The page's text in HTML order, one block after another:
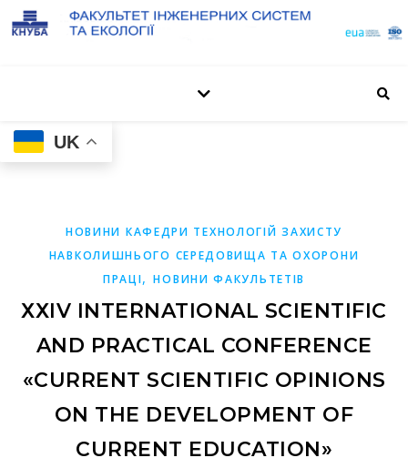
UK
НОВИНИ КАФЕДРИ ТЕХНОЛОГІЙ ЗАХИСТУ
НАВКОЛИШНЬОГО СЕРЕДОВИЩА ТА ОХОРОНИ
ПРАЦІ,НОВИНИ ФАКУЛЬТЕТІВ
ХХІV INTERNATIONAL SCIENTIFIC
AND PRACTICAL CONFERENCE
«CURRENT SCIENTIFIC OPINIONS
ON THE DEVELOPMENT OF
CURRENT EDUCATION»